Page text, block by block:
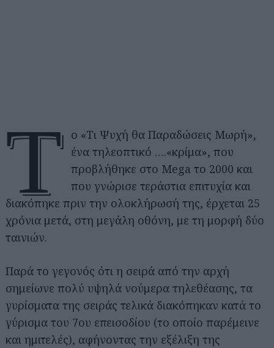
Τ
ο «Τι Ψυχή θα Παραδώσεις Μωρή»,
ένα τηλεοπτικό ….«κρίμα», που
προβλήθηκε στο Mega το 2000 και
που γνώρισε τεράστια επιτυχία και
διακόπηκε πριν την ολοκλήρωσή της, έρχεται 25
χρόνια μετά, στη μεγάλη οθόνη, με τη μορφή δύο
ταινιών.
Παρά το γεγονός ότι η σειρά από την αρχή
σημείωνε πολύ υψηλά νούμερα τηλεθέασης, τα
γυρίσματα της σειράς τελικά διακόπηκαν κατά το
γύρισμα του 7ου επεισοδίου (το οποίο παρέμεινε
και ημιτελές), αφήνοντας την εξέλιξη της